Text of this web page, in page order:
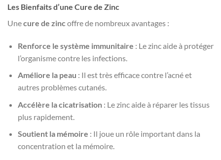
Les Bienfaits d’une Cure de Zinc
Unecure de zincoffre de nombreux avantages :
Renforce le système immunitaire : Le zinc aide à protéger
l’organisme contre les infections.
Améliore la peau : Il est très efficace contre l’acné et
autres problèmes cutanés.
Accélère la cicatrisation: Le zinc aide à réparer les tissus
plus rapidement.
Soutient la mémoire : Il joue un rôle important dans la
concentration et la mémoire.